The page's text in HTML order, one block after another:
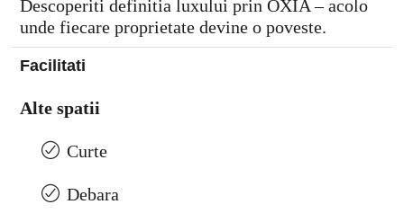
Descoperiti definitia luxului prin OXIA – acolo
unde fiecare proprietate devine o poveste.
Facilitati
Alte spatii
Curte
Debara